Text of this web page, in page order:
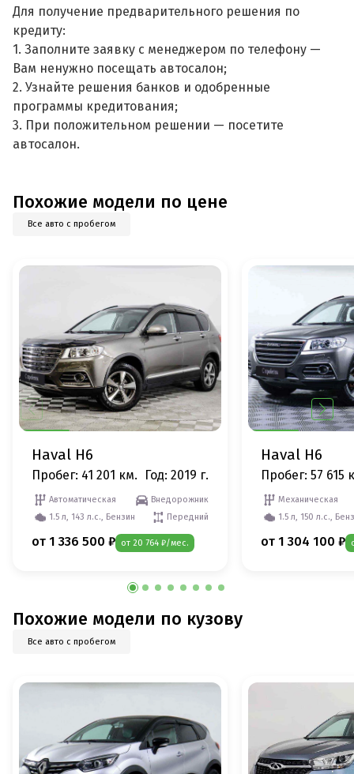
Для получение предварительного решения по
кредиту:
1. Заполните заявку с менеджером по телефону —
Вам ненужно посещать автосалон;
2. Узнайте решения банков и одобренные
программы кредитования;
3. При положительном решении — посетите
автосалон.
Похожие модели по цене
Все авто с пробегом
Haval H6
Пробег: 41 201 км. Год: 2019 г.
Автоматическая
Внедорожник
1.5 л, 143 л.с., Бензин
Передний
от 1 336 500 ₽ от 20 764 ₽/мес.
Haval H6
Пробег: 57 615
Механическая
1.5 л, 150 л.с.,
от 1 304 100 ₽
Похожие модели по кузову
Все авто с пробегом